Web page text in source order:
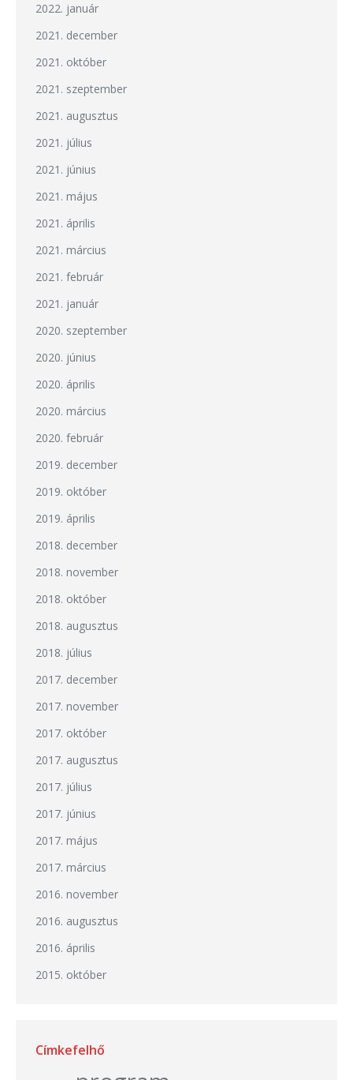
2022. január
2021. december
2021. október
2021. szeptember
2021. augusztus
2021. július
2021. június
2021. május
2021. április
2021. március
2021. február
2021. január
2020. szeptember
2020. június
2020. április
2020. március
2020. február
2019. december
2019. október
2019. április
2018. december
2018. november
2018. október
2018. augusztus
2018. július
2017. december
2017. november
2017. október
2017. augusztus
2017. július
2017. június
2017. május
2017. március
2016. november
2016. augusztus
2016. április
2015. október
Címkefelhő